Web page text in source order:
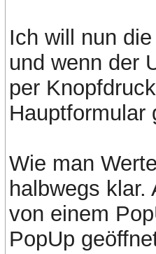
Ich will nun
und wenn der
per
Hauptformular
Wie man
halbwegs
von einem
PopUp